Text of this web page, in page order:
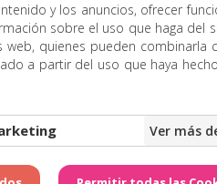
y los anuncios, ofrecer
sobre el uso que haga del
quienes pueden combinarla
a partir del uso que haya
Horarios de misa
Página realizada por Web Las